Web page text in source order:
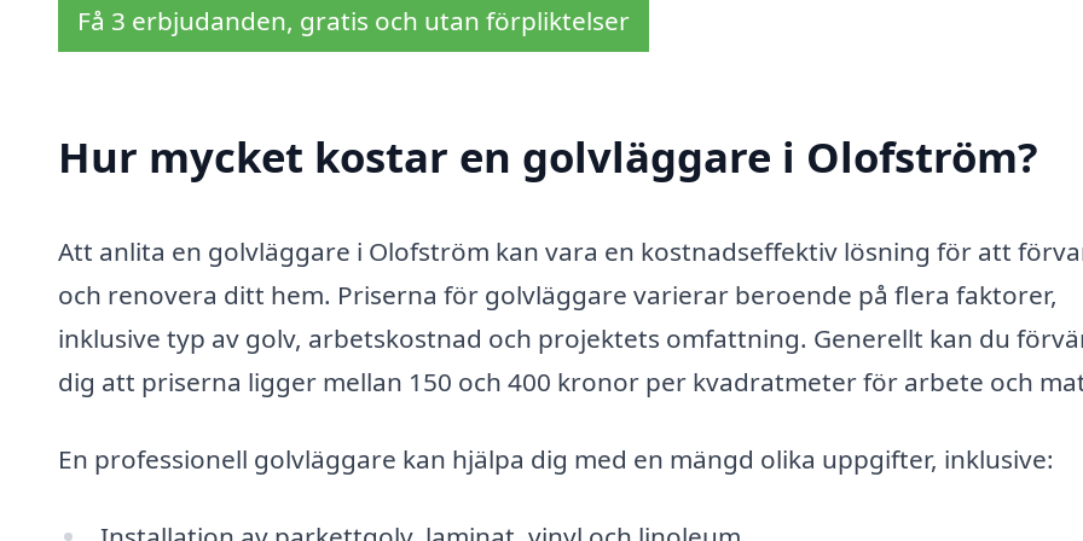
Få 3 erbjudanden, gratis och utan förpliktelser
Hur mycket kostar en golvläggare i Olofström?
Att anlita en golvläggare i Olofström kan vara en kostnadseffektiv lösning för att
och renovera ditt hem. Priserna för golvläggare varierar beroende på flera faktorer,
inklusive typ av golv, arbetskostnad och projektets omfattning. Generellt kan du
dig att priserna ligger mellan 150 och 400 kronor per kvadratmeter för arbete och
En professionell golvläggare kan hjälpa dig med en mängd olika uppgifter, inklusive: